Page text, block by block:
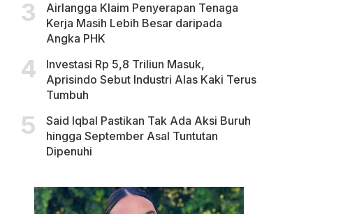
Airlangga Klaim Penyerapan Tenaga
Kerja Masih Lebih Besar daripada
Angka PHK
Investasi Rp 5,8 Triliun Masuk,
Aprisindo Sebut Industri Alas Kaki Terus
Tumbuh
Said Iqbal Pastikan Tak Ada Aksi Buruh
hingga September Asal Tuntutan
Dipenuhi